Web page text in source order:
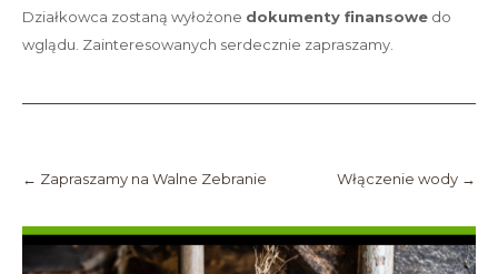
Działkowca zostaną wyłożone dokumenty finansowe do
wglądu. Zainteresowanych serdecznie zapraszamy.
navigation
← Zapraszamy na Walne Zebranie Włączenie wody →